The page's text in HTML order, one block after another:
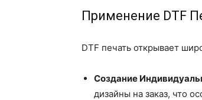
Применение DTF
DTF печать открывает
Создание
дизайны на заказ, что